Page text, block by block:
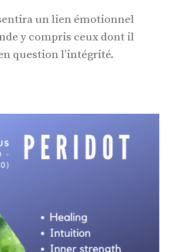
un lien émotionnel
y compris ceux dont il
question l’intégrité.